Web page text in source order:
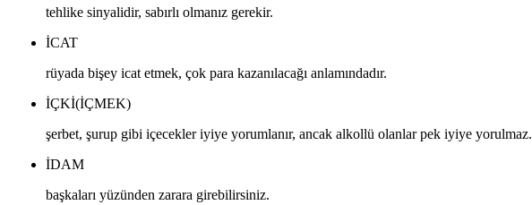
tehlike sinyalidir, sabırlı olmanız gerekir.
ICAT
rüyada bişey icat etmek, çok para kazanılacağı anlamındadır.
IÇKI(IÇMEK)
şerbet, şurup gibi içecekler iyiye yorumlanır, ancak alkollü olanlar pek iyiye yorulmaz.
IDAM
başkaları yüzünden zarara girebilirsiniz.